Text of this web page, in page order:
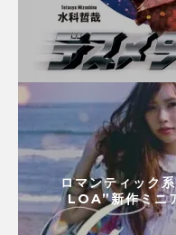
ロマンティック
LOA”新作ミニ